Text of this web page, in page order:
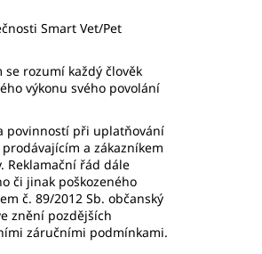
Smart Vet/Pet
rozumí každý člověk
výkonu svého povolání
povinností při uplatňování
a zákazníkem
Reklamační řád dále
či jinak poškozeného
č. 89/2012 Sb. občanský
znění pozdějších
záručními podmínkami.